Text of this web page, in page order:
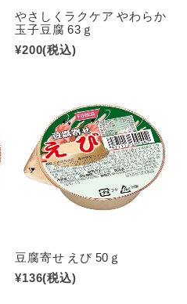
やさしくラクケア やわらか
玉子豆腐 63ｇ
¥200(税込)
豆腐寄せ えび 50ｇ
¥136(税込)